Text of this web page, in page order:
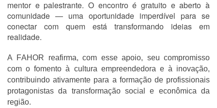
mentor e palestrante. O encontro é gratuito e aberto à
comunidade — uma oportunidade imperdível para se
conectar com quem está transformando ideias em
realidade.
A FAHOR reafirma, com esse apoio, seu compromisso
com o fomento à cultura empreendedora e à inovação,
contribuindo ativamente para a formação de profissionais
protagonistas da transformação social e econômica da
região.